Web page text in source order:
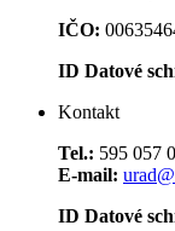
IČO:
ID Datové
Kontakt
Tel.: 595 057
E-mail:
ID Datové